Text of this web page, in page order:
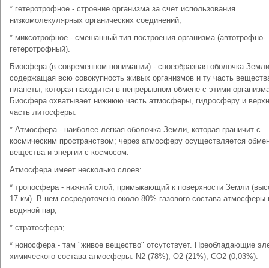
* гетеротрофное - строение организма за счет использования
низкомолекулярных органических соединений;
* миксотрофное - смешанный тип построения организма (автотрофно-
гетеротрофный).
Биосфера (в современном понимании) - своеобразная оболочка
содержащая всю совокупность живых организмов и ту часть
планеты, которая находится в непрерывном обмене с этими
Биосфера охватывает нижнюю часть атмосферы, гидросферу и
часть литосферы.
* Атмосфера - наиболее легкая оболочка Земли, которая граничит с
космическим пространством; через атмосферу осуществляется
вещества и энергии с космосом.
Атмосфера имеет несколько слоев:
* тропосфера - нижний слой, примыкающий к поверхности Земли
17 км). В нем сосредоточено около 80% газового состава атмосферы
водяной пар;
* стратосфера;
* ноносфера - там "живое вещество" отсутствует. Преобладающие
химического состава атмосферы: N2 (78%), O2 (21%), CO2 (0,03%).